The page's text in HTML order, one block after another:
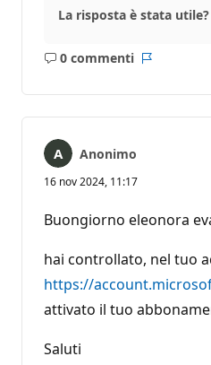
La risposta è stata utile?
0 commenti
Nessun
Anonimo
16 nov 2024, 11:17
Buongiorno eleonora
hai controllato, nel tuo
https://
attivato il tuo
Saluti